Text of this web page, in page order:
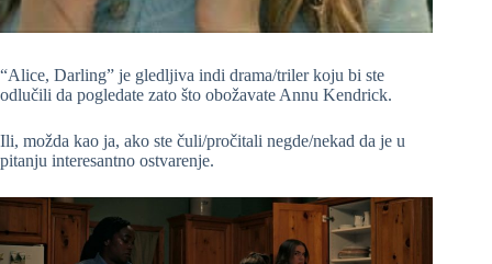
“Alice, Darling” je gledljiva indi drama/triler koju bi ste
odlučili da pogledate zato što obožavate Annu Kendrick.
Ili, možda kao ja, ako ste čuli/pročitali negde/nekad da je u
pitanju interesantno ostvarenje.